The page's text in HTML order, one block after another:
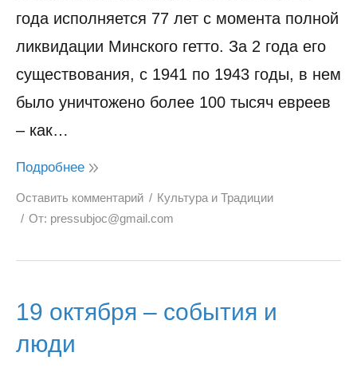
года исполняется 77 лет с момента полной
ликвидации Минского гетто. За 2 года его
существования, с 1941 по 1943 годы, в нем
было уничтожено более 100 тысяч евреев
– как…
Подробнее
Оставить комментарий
Культура и Традиции
От: pressubjoc@gmail.com
19 октября – события и
люди